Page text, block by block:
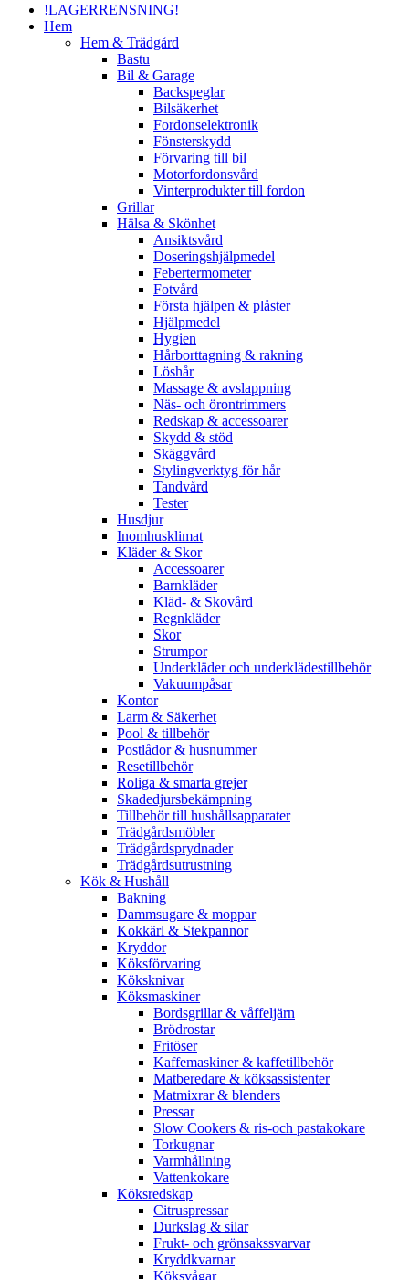
!LAGERRENSNING!
Hem
Hem & Trädgård
Bastu
Bil & Garage
Backspeglar
Bilsäkerhet
Fordonselektronik
Fönsterskydd
Förvaring till bil
Motorfordonsvård
Vinterprodukter till fordon
Grillar
Hälsa & Skönhet
Ansiktsvård
Doseringshjälpmedel
Febertermometer
Fotvård
Första hjälpen & plåster
Hjälpmedel
Hygien
Hårborttagning & rakning
Löshår
Massage & avslappning
Näs- och örontrimmers
Redskap & accessoarer
Skydd & stöd
Skäggvård
Stylingverktyg för hår
Tandvård
Tester
Husdjur
Inomhusklimat
Kläder & Skor
Accessoarer
Barnkläder
Kläd- & Skovård
Regnkläder
Skor
Strumpor
Underkläder och underklädestillbehör
Vakuumpåsar
Kontor
Larm & Säkerhet
Pool & tillbehör
Postlådor & husnummer
Resetillbehör
Roliga & smarta grejer
Skadedjursbekämpning
Tillbehör till hushållsapparater
Trädgårdsmöbler
Trädgårdsprydnader
Trädgårdsutrustning
Kök & Hushåll
Bakning
Dammsugare & moppar
Kokkärl & Stekpannor
Kryddor
Köksförvaring
Köksknivar
Köksmaskiner
Bordsgrillar & våffeljärn
Brödrostar
Fritöser
Kaffemaskiner & kaffetillbehör
Matberedare & köksassistenter
Matmixrar & blenders
Pressar
Slow Cookers & ris-och pastakokare
Torkugnar
Varmhållning
Vattenkokare
Köksredskap
Citruspressar
Durkslag & silar
Frukt- och grönsakssvarvar
Kryddkvarnar
Köksvågar